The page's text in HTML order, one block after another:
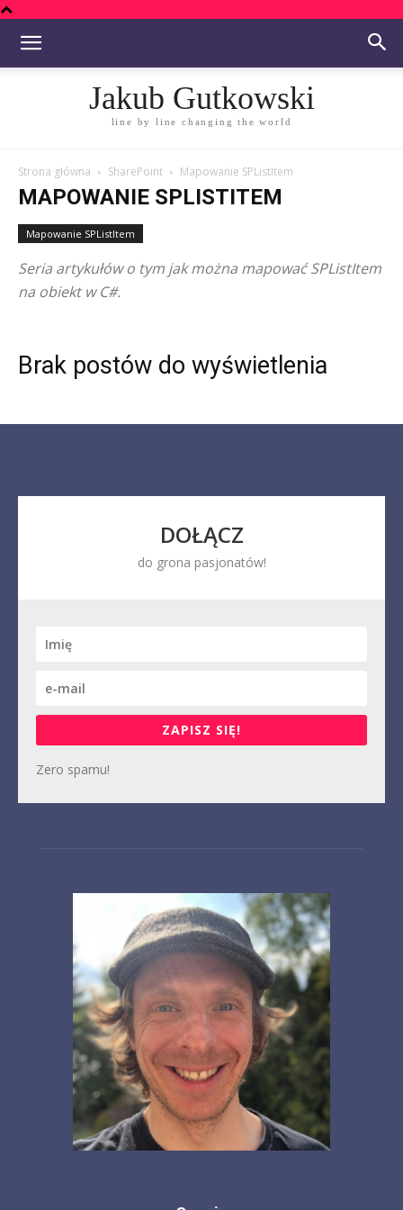
Jakub Gutkowski
line by line changing the world
Strona główna SharePoint Mapowanie SPListItem
MAPOWANIE SPLISTITEM
Mapowanie SPListItem
Seria artykułów o tym jak można mapować SPListItem
na obiekt w C#.
Brak postów do wyświetlenia
DOŁĄCZ
do grona pasjonatów!
ZAPISZ SIĘ!
Zero spamu!